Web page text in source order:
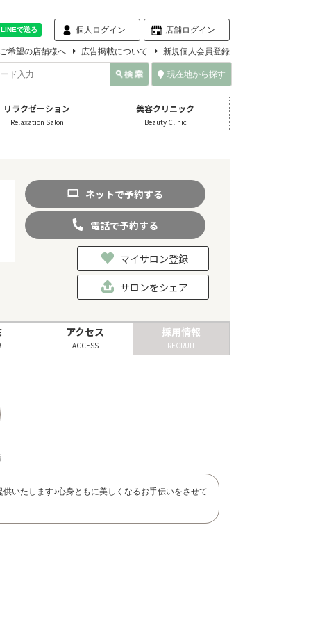
個人ログイン 店舗ログイン
希望の店舗様へ 広告掲載について 新規個人会員登録
現在地から探す
リラクゼーション
Relaxation Salon
美容クリニック
Beauty Clinic
ネットで予約する
電話で予約する
マイサロン登録
サロンをシェア
アクセス
ACCESS
採用情報
RECRUIT
いたします♪心身ともに美しくなるお手伝いをさせて